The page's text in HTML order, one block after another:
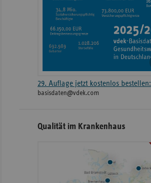
29. Auflage jetzt kostenlos bestellen:
basisdaten@vdek.com
Qualität im Krankenhaus